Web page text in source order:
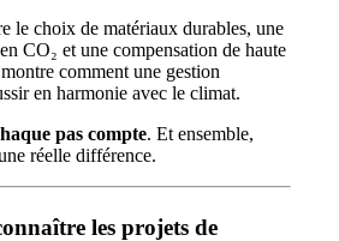
le choix de matériaux durables, une
CO₂ et une compensation de haute
comment une gestion
en harmonie avec le climat.
pas compte. Et ensemble,
réelle différence.
les projets de